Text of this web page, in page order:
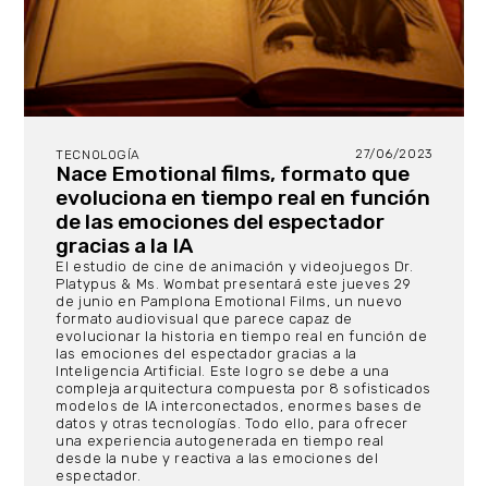
TECNOLOGÍA 27/06/2023
Nace Emotional films, formato que
evoluciona en tiempo real en función
de las emociones del espectador
gracias a la IA
El estudio de cine de animación y videojuegos Dr.
Platypus & Ms. Wombat presentará este jueves 29
de junio en Pamplona Emotional Films, un nuevo
formato audiovisual que parece capaz de
evolucionar la historia en tiempo real en función de
las emociones del espectador gracias a la
Inteligencia Artificial. Este logro se debe a una
compleja arquitectura compuesta por 8 sofisticados
modelos de IA interconectados, enormes bases de
datos y otras tecnologías. Todo ello, para ofrecer
una experiencia autogenerada en tiempo real
desde la nube y reactiva a las emociones del
espectador.